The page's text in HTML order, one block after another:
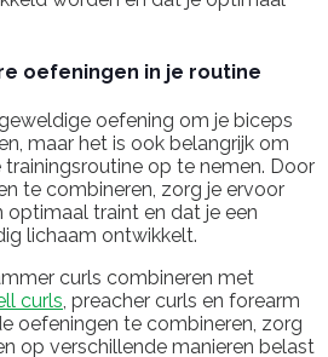
oefeningen in je routine
oefening om je biceps
maar het is ook belangrijk om
trainingsroutine op te nemen. Door
te combineren, zorg je ervoor
optimaal traint en dat je een
lichaam ontwikkelt.
curls combineren met
curls, preacher curls en forearm
oefeningen te combineren, zorg
op verschillende manieren belast